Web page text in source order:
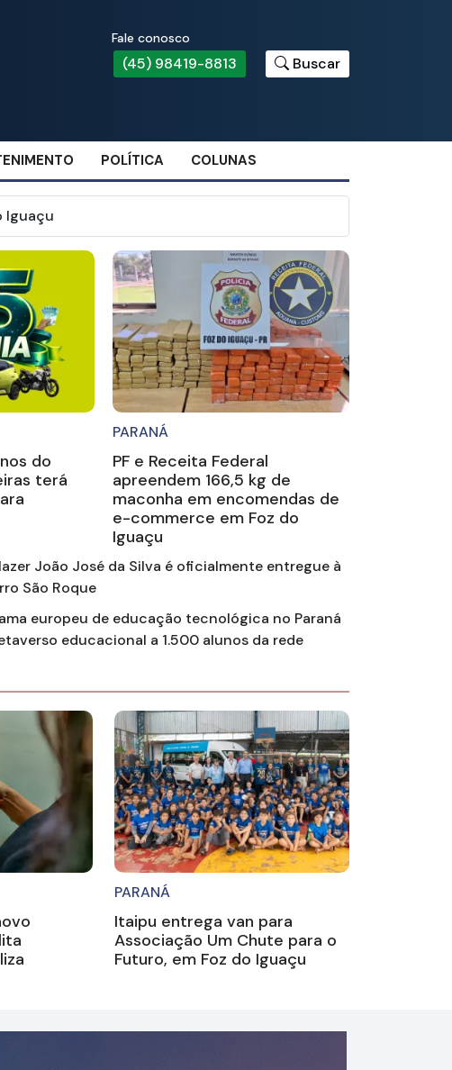
Fale conosco
(45) 98419-8813 Buscar
POLÍTICA COLUNAS
cooperados
do
terá
PARANÁ
PF e Receita Federal
apreendem 166,5 kg de
maconha em encomendas de
e-commerce em Foz do
Iguaçu
João José da Silva é oficialmente entregue à
São Roque
europeu de educação tecnológica no Paraná
educacional a 1.500 alunos da rede
PARANÁ
Itaipu entrega van para
Associação Um Chute para o
Futuro, em Foz do Iguaçu